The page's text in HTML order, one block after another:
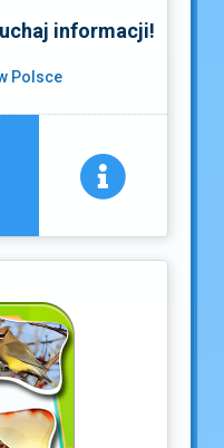
informacji!
Polsce